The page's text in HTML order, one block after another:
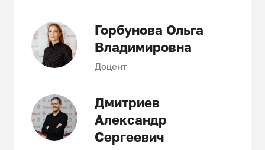
обучения, которое даст им
возможность получить
качественное специализированное
образование и откроет
профессионального развития в
жизненно важной области
безопасности в техносфере.
Горбунова Ольга
Владимировна
Доцент
Дмитриев
Александр
Сергеевич